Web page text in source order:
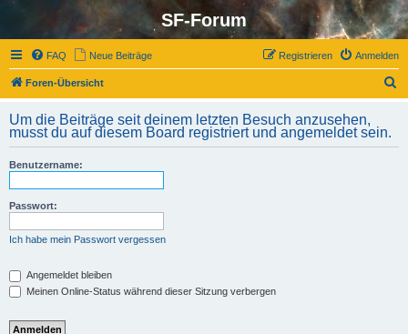
SF-Forum
FAQ Neue Beiträge Anmelden
Registrieren
Foren-Übersicht
h
Um die Beiträge seit deinem letzten Besuch anzusehen,
musst du auf diesem Board registriert und angemeldet sein.
Benutzername:
Passwort:
Ich habe mein Passwort vergessen
Angemeldet bleiben
Meinen Online-Status während dieser Sitzung verbergen